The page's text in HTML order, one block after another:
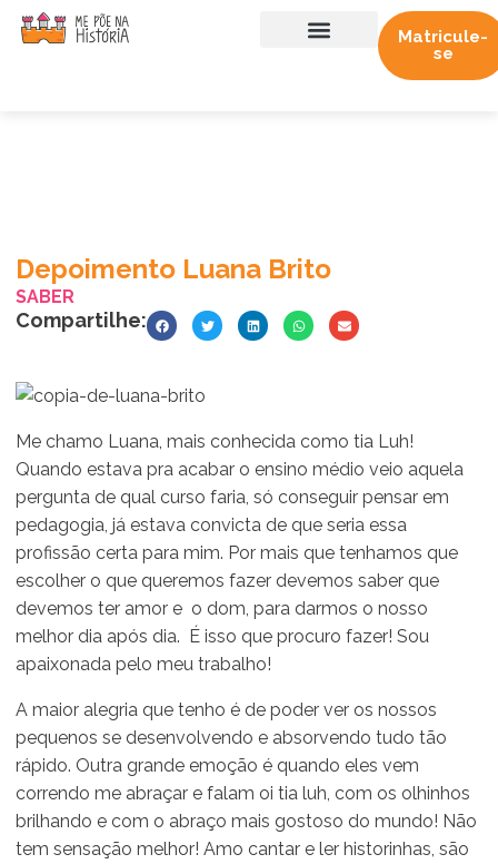
Matricule-
se
Depoimento Luana Brito
SABER
Compartilhe:
Me chamo Luana, mais conhecida como tia Luh!
Quando estava pra acabar o ensino médio veio aquela
pergunta de qual curso faria, só conseguir pensar em
pedagogia, já estava convicta de que seria essa
profissão certa para mim. Por mais que tenhamos que
escolher o que queremos fazer devemos saber que
devemos ter amor e o dom, para darmos o nosso
melhor dia após dia. É isso que procuro fazer! Sou
apaixonada pelo meu trabalho!
A maior alegria que tenho é de poder ver os nossos
pequenos se desenvolvendo e absorvendo tudo tão
rápido. Outra grande emoção é quando eles vem
correndo me abraçar e falam oi tia luh, com os olhinhos
brilhando e com o abraço mais gostoso do mundo! Não
tem sensação melhor! Amo cantar e ler historinhas, são